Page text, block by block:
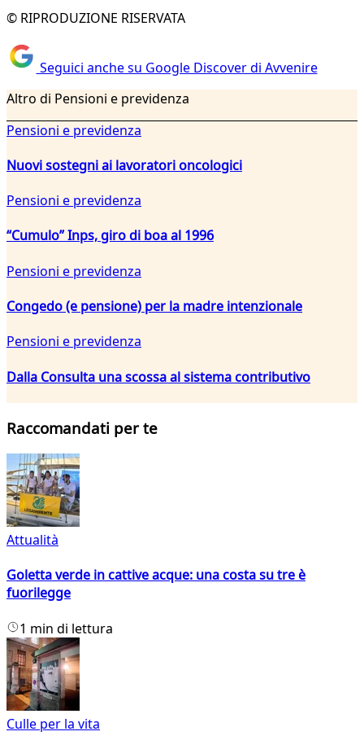
© RIPRODUZIONE RISERVATA
Seguici anche su Google Discover di Avvenire
Altro di Pensioni e previdenza
Pensioni e previdenza
Nuovi sostegni ai lavoratori oncologici
Pensioni e previdenza
“Cumulo” Inps, giro di boa al 1996
Pensioni e previdenza
Congedo (e pensione) per la madre intenzionale
Pensioni e previdenza
Dalla Consulta una scossa al sistema contributivo
Raccomandati per te
Attualità
Goletta verde in cattive acque: una costa su tre è
fuorilegge
1 min di lettura
Culle per la vita